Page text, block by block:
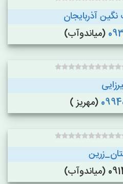
آذربایجان
(میاندوآب)
(مهریز )